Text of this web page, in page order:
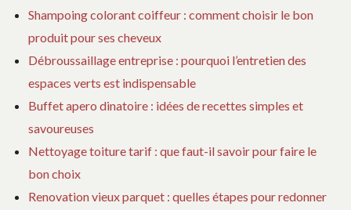
Shampoing colorant coiffeur : comment choisir le bon
produit pour ses cheveux
Débroussaillage entreprise : pourquoi l’entretien des
espaces verts est indispensable
Buffet apero dinatoire : idées de recettes simples et
savoureuses
Nettoyage toiture tarif : que faut-il savoir pour faire le
bon choix
Renovation vieux parquet : quelles étapes pour redonner